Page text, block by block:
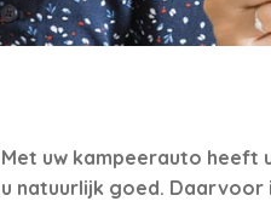
Met uw kampeerauto heeft
u natuurlijk goed.